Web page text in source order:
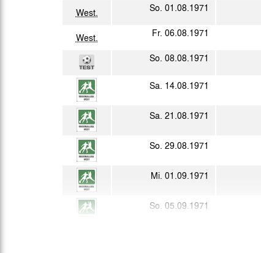
West. So. 01.08.1971
West. Fr. 06.08.1971
So. 08.08.1971
Sa. 14.08.1971
Sa. 21.08.1971
So. 29.08.1971
Mi. 01.09.1971
So. 05.09.1971